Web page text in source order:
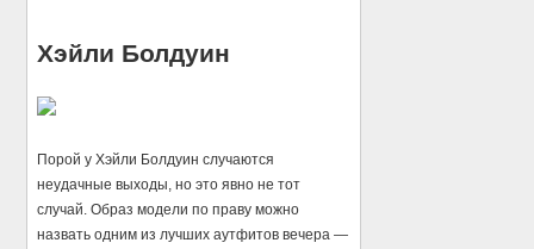
Хэйли Болдуин
Порой у Хэйли Болдуин случаются
неудачные выходы, но это явно не тот
случай. Образ модели по праву можно
назвать одним из лучших аутфитов вечера —